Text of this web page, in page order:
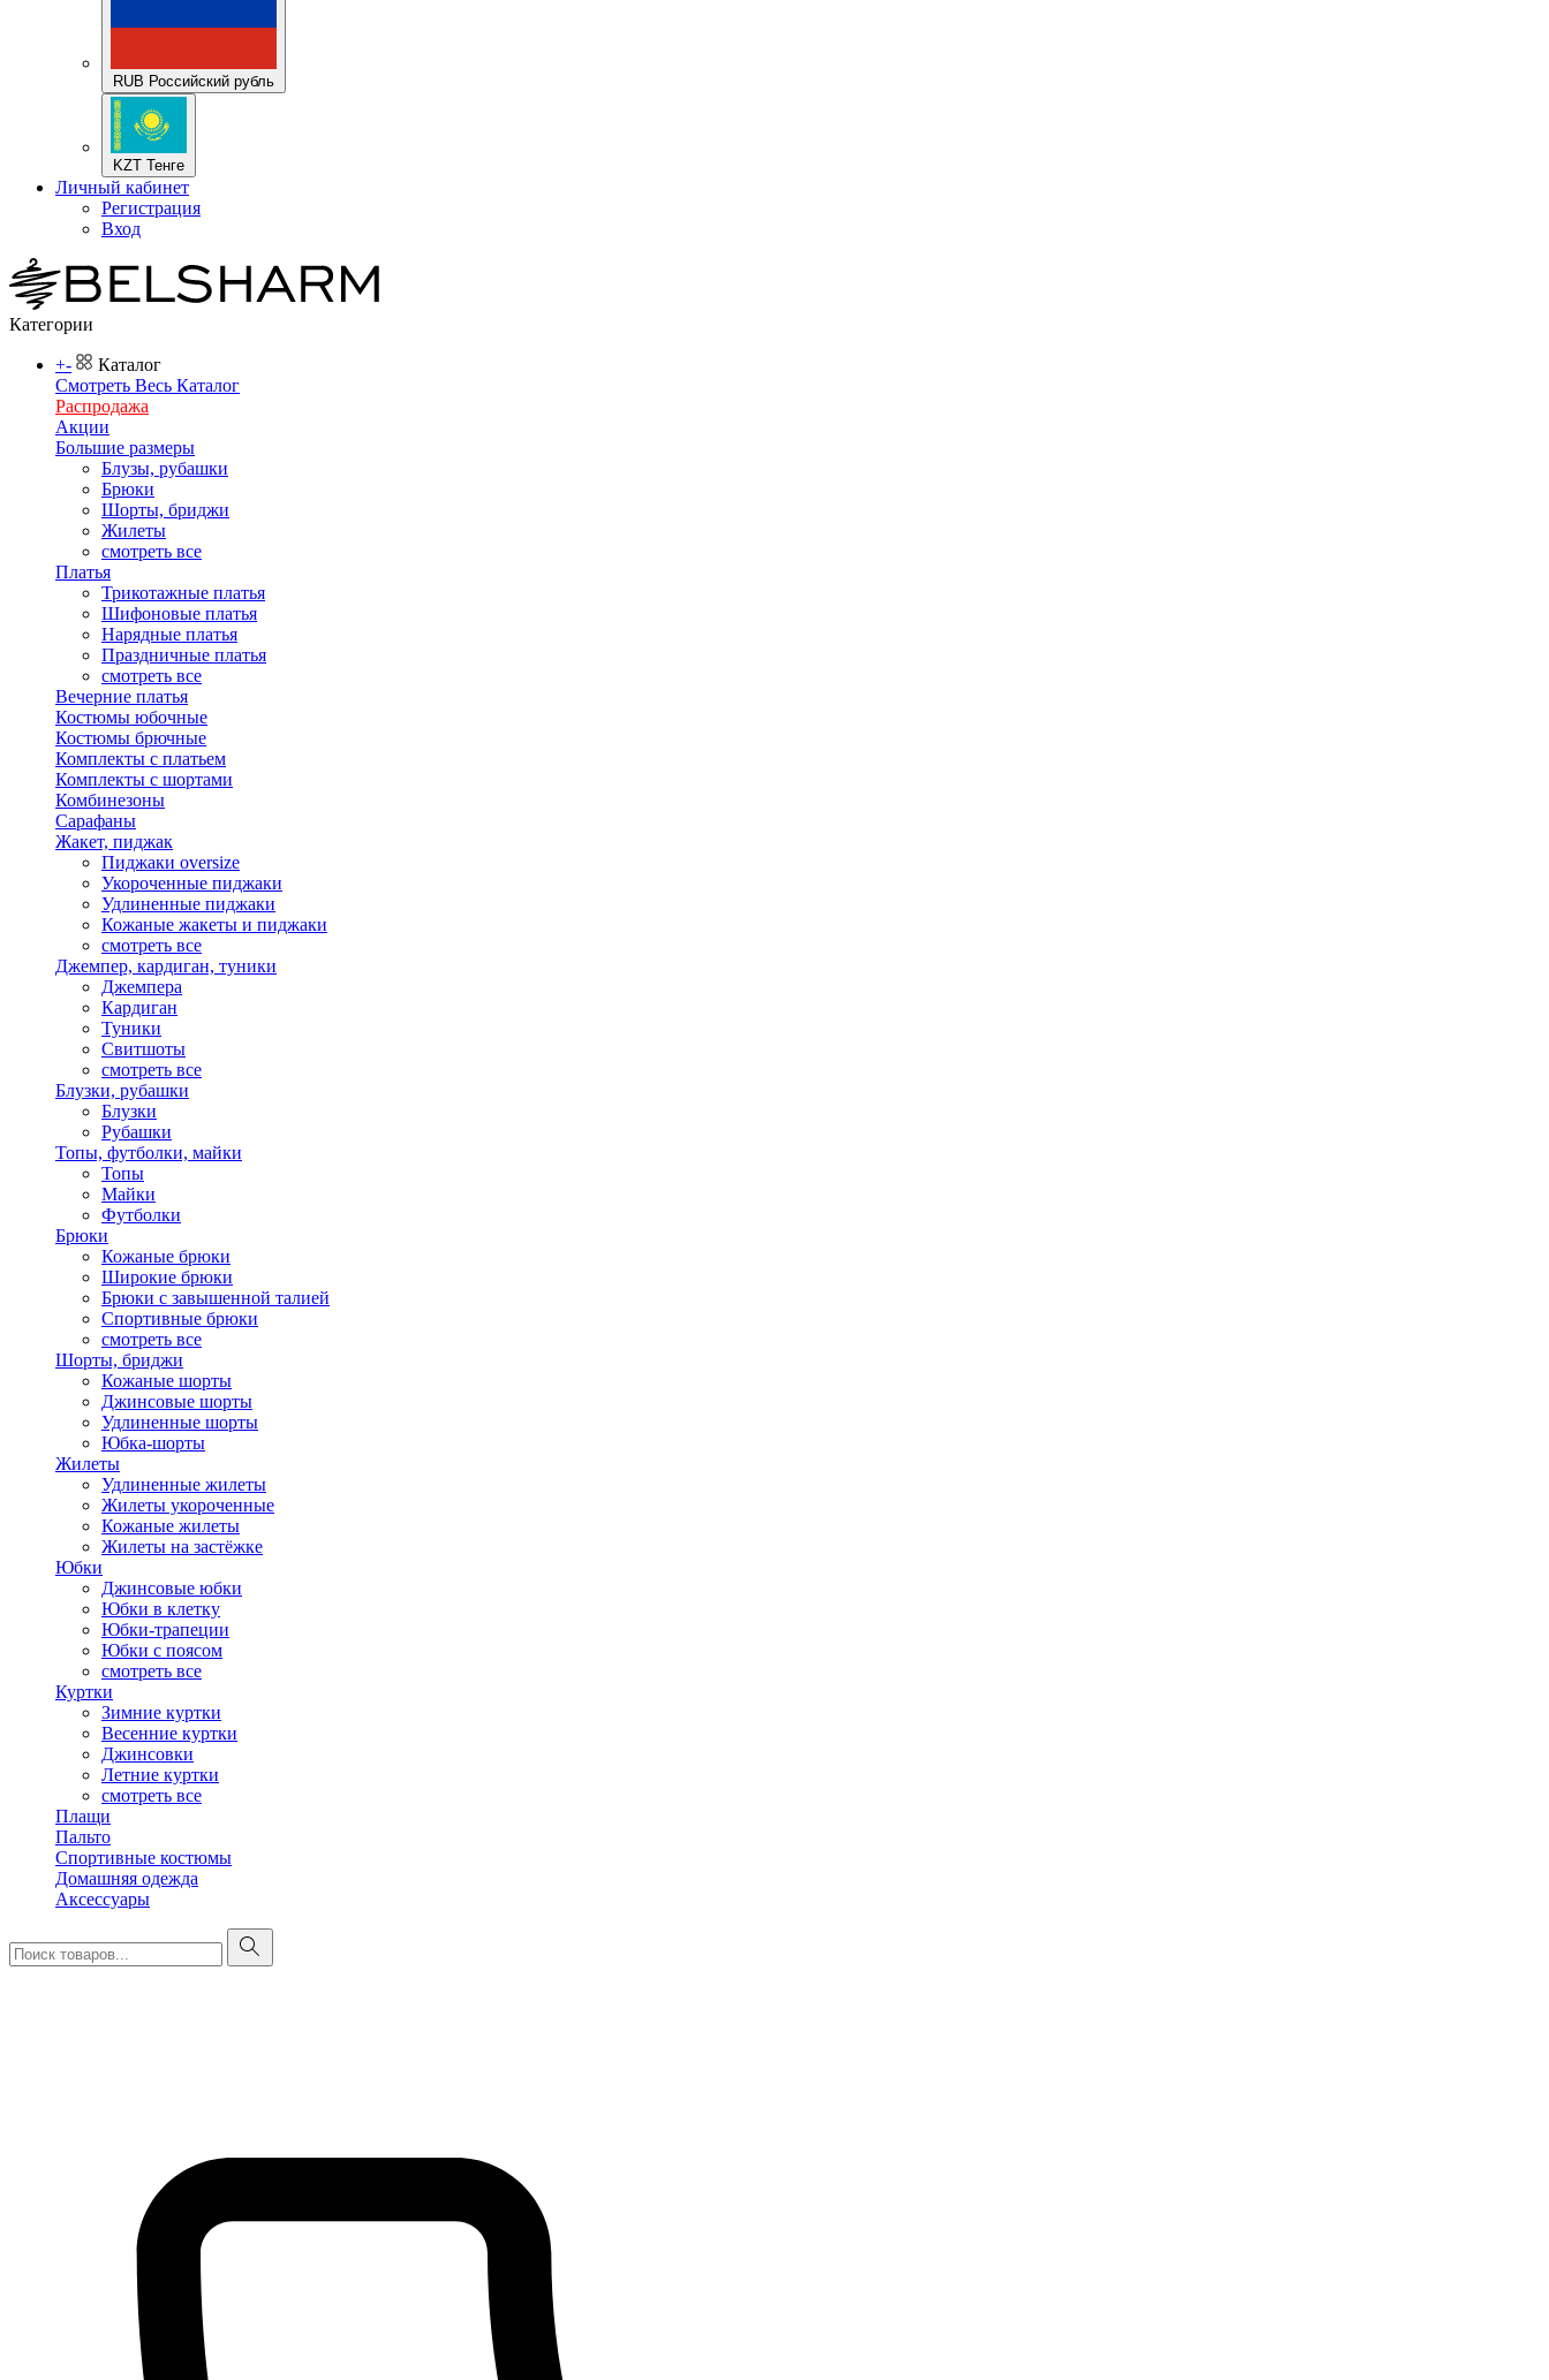
RUB Российский рубль
KZT Тенге
Личный кабинет
Регистрация
Вход
Категории
+-
Каталог
Смотреть Весь Каталог
Распродажа
Акции
Большие размеры
Блузы, рубашки
Брюки
Шорты, бриджи
Жилеты
смотреть все
Платья
Трикотажные платья
Шифоновые платья
Нарядные платья
Праздничные платья
смотреть все
Вечерние платья
Костюмы юбочные
Костюмы брючные
Комплекты с платьем
Комплекты с шортами
Комбинезоны
Сарафаны
Жакет, пиджак
Пиджаки oversize
Укороченные пиджаки
Удлиненные пиджаки
Кожаные жакеты и пиджаки
смотреть все
Джемпер, кардиган, туники
Джемпера
Кардиган
Туники
Свитшоты
смотреть все
Блузки, рубашки
Блузки
Рубашки
Топы, футболки, майки
Топы
Майки
Футболки
Брюки
Кожаные брюки
Широкие брюки
Брюки с завышенной талией
Спортивные брюки
смотреть все
Шорты, бриджи
Кожаные шорты
Джинсовые шорты
Удлиненные шорты
Юбка-шорты
Жилеты
Удлиненные жилеты
Жилеты укороченные
Кожаные жилеты
Жилеты на застёжке
Юбки
Джинсовые юбки
Юбки в клетку
Юбки-трапеции
Юбки с поясом
смотреть все
Куртки
Зимние куртки
Весенние куртки
Джинсовки
Летние куртки
смотреть все
Плащи
Пальто
Спортивные костюмы
Домашняя одежда
Аксессуары